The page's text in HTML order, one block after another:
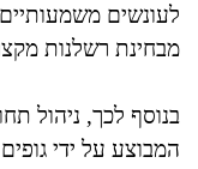
לעונשים
מבחינת רשלנות
בנוסף לכך, ניהול
המבוצע על ידי